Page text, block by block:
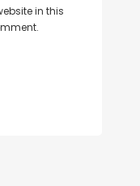
in this